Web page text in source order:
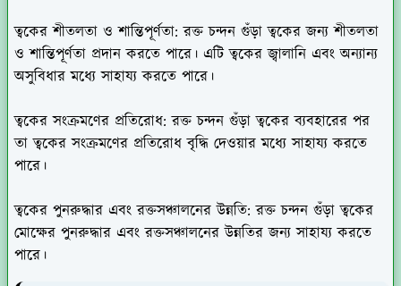
ত্বকের শীতলতা ও শান্তিপূর্ণতা: রক্ত চন্দন গুঁড়া ত্বকের জন্য শীতলতা
ও শান্তিপূর্ণতা প্রদান করতে পারে। এটি ত্বকের জ্বালানি এবং অন্যান্য
অসুবিধার মধ্যে সাহায্য করতে পারে।
ত্বকের সংক্রমণের প্রতিরোধ: রক্ত চন্দন গুঁড়া ত্বকের ব্যবহারের পর
তা ত্বকের সংক্রমণের প্রতিরোধ বৃদ্ধি দেওয়ার মধ্যে সাহায্য করতে
পারে।
ত্বকের পুনরুদ্ধার এবং রক্তসঞ্চালনের উন্নতি: রক্ত চন্দন গুঁড়া ত্বকের
মোক্ষের পুনরুদ্ধার এবং রক্তসঞ্চালনের উন্নতির জন্য সাহায্য করতে
পারে।